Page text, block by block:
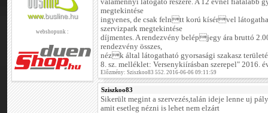
webshopunk :
valamennyi látogató részére. A 12 évnél fiatalabb
megtekintése
ingyenes, de csak felntt korú kísérvel
szervizpark megtekintése
díjmentes. A rendezvény belépjegy ára bruttó
rendezvény összes,
nézk által látogatható gyorsasági szakasz
8. sz. melléklet: Versenykiírásban szerepel" 2016.
Előzmény: Sziszkoo83 552. 2016-06-06 09:11:59
Sziszkoo83
Sikerült megint a szervezés,talán ideje lenne uj
amit esetleg nézni is lehet nem elzárt